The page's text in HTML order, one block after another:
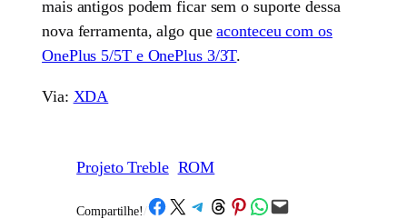
mais antigos podem ficar sem o suporte dessa
nova ferramenta, algo queaconteceu com os
OnePlus 5/5T e OnePlus 3/3T.
Via: XDA
Projeto Treble ROM
Compartilhe! /Share on Facebook
Share on X Share on Telegram
Share on Threads
Share on Pinterest
Share on WhatsApp
Email this Page